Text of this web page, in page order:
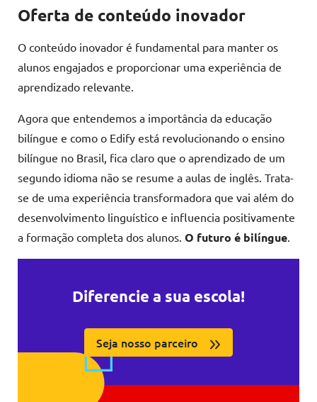
Oferta de conteúdo inovador
O conteúdo inovador é fundamental para manter os
alunos engajados e proporcionar uma experiência de
aprendizado relevante.
Agora que entendemos a importância da educação
bilíngue e como o Edify está revolucionando o ensino
bilíngue no Brasil, fica claro que o aprendizado de um
segundo idioma não se resume a aulas de inglês. Trata-
se de uma experiência transformadora que vai além do
desenvolvimento linguístico e influencia positivamente
a formação completa dos alunos. O futuro é bilíngue
Diferencie a sua escola!
Seja nosso parceiro